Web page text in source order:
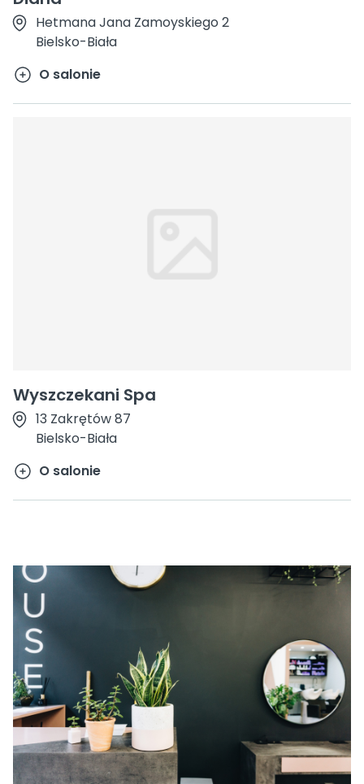
Hetmana Jana Zamoyskiego 2
Bielsko-Biała
O salonie
Wyszczekani Spa
13 Zakrętów 87
Bielsko-Biała
O salonie